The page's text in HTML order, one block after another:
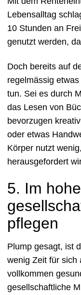
Lebensalltag
10 Stunden an
genutzt werden,
Doch bereits auf
regelmässig
tun. Sei es durch
das Lesen von
bevorzugen
oder etwas
Körper nutzt
herausgefordert
5. Im
pflegen
Plump gesagt, ist
wenig Zeit für sich
vollkommen
gesellschaftliche